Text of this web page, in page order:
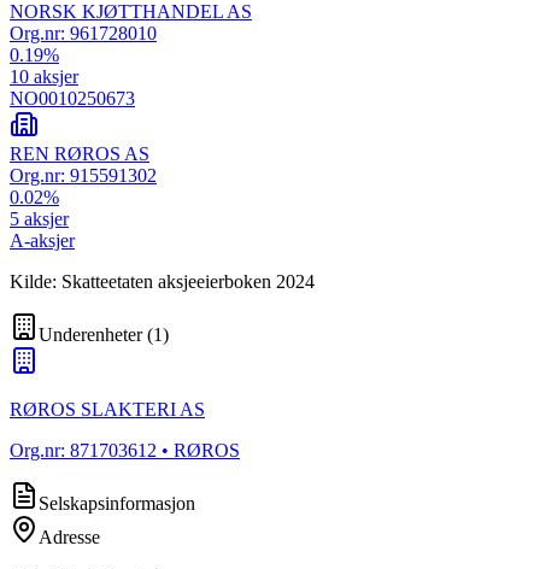
NORSK KJØTTHANDEL AS
Org.nr: 961728010
0.19%
10 aksjer
NO0010250673
REN RØROS AS
Org.nr: 915591302
0.02%
5 aksjer
A-aksjer
Kilde: Skatteetaten aksjeeierboken 2024
Underenheter(1)
RØROS SLAKTERI AS
Org.nr: 871703612 • RØROS
Selskapsinformasjon
Adresse